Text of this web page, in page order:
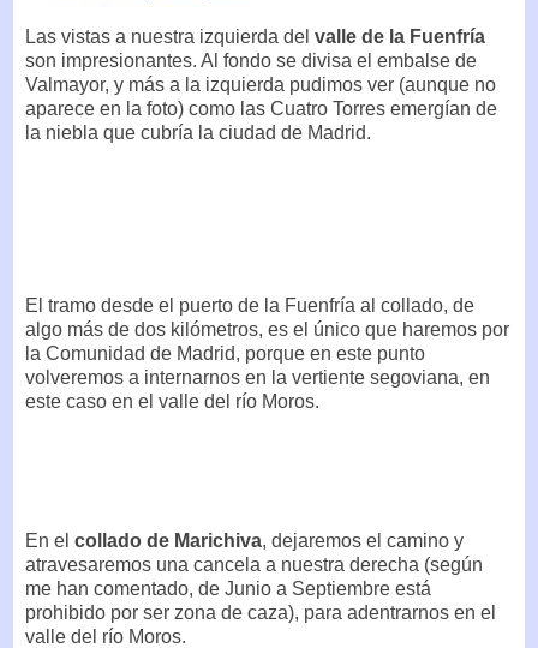
Las vistas a nuestra izquierda del valle de la Fuenfría
son impresionantes. Al fondo se divisa el embalse de
Valmayor, y más a la izquierda pudimos ver (aunque no
aparece en la foto) como las Cuatro Torres emergían de
la niebla que cubría la ciudad de Madrid.
El tramo desde el puerto de la Fuenfría al collado, de
algo más de dos kilómetros, es el único que haremos por
la Comunidad de Madrid, porque en este punto
volveremos a internarnos en la vertiente segoviana, en
este caso en el valle del río Moros.
En el collado de Marichiva, dejaremos el camino y
atravesaremos una cancela a nuestra derecha (según
me han comentado, de Junio a Septiembre está
prohibido por ser zona de caza), para adentrarnos en el
valle del río Moros.